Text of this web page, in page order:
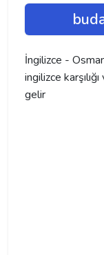
İngilizce -
ingilizce
gelir